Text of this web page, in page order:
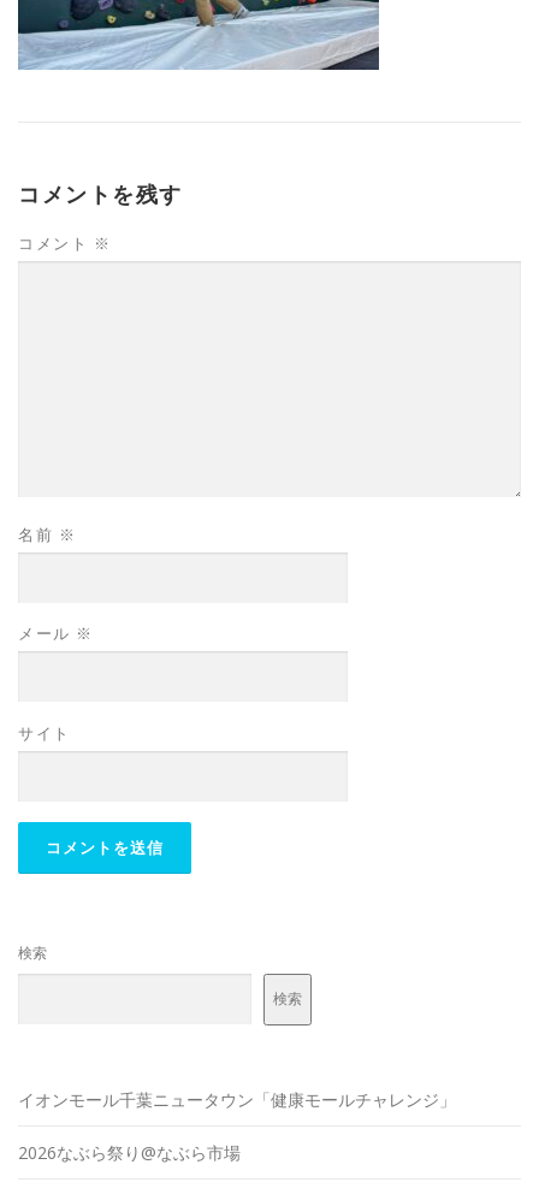
コメントを残す
コメント ※
名前 ※
メール ※
サイト
検索
検索
イオンモール千葉ニュータウン「健康モールチャレンジ」
2026なぶら祭り@なぶら市場